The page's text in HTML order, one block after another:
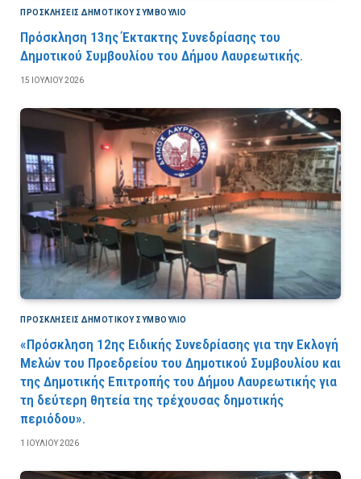
ΠΡΟΣΚΛΉΣΕΙΣ ΔΗΜΟΤΙΚΟΎ ΣΥΜΒΟΎΛΙΟ
Πρόσκληση 13ης Έκτακτης Συνεδρίασης του
Δημοτικού Συμβουλίου του Δήμου Λαυρεωτικής.
15 ΙΟΥΛΊΟΥ 2026
ΠΡΟΣΚΛΉΣΕΙΣ ΔΗΜΟΤΙΚΟΎ ΣΥΜΒΟΎΛΙΟ
«Πρόσκληση 12ης Ειδικής Συνεδρίασης για την Εκλογή
Μελών του Προεδρείου του Δημοτικού Συμβουλίου και
της Δημοτικής Επιτροπής του Δήμου Λαυρεωτικής για
τη δεύτερη θητεία της τρέχουσας δημοτικής
περιόδου».
1 ΙΟΥΛΊΟΥ 2026